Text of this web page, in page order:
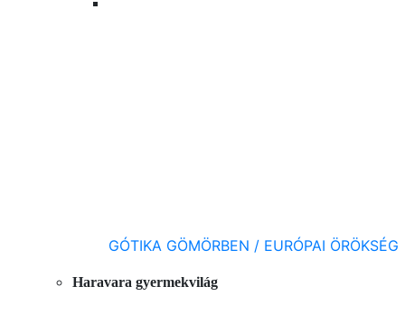
GÓTIKA GÖMÖRBEN / EURÓPAI ÖRÖKSÉG
Haravara gyermekvilág